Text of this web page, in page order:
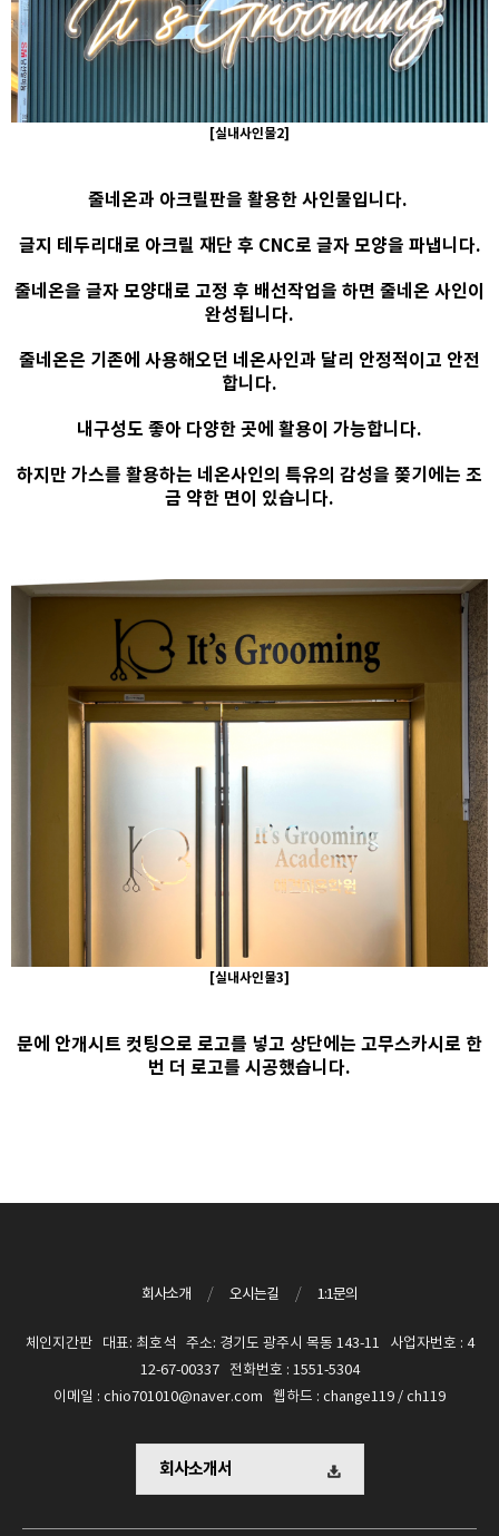
[실내사인물2]
줄네온과 아크릴판을 활용한 사인물입니다.
글지 테두리대로 아크릴 재단 후 CNC로 글자 모양을 파냅니다.
줄네온을 글자 모양대로 고정 후 배선작업을 하면 줄네온 사인이
완성됩니다.
줄네온은 기존에 사용해오던 네온사인과 달리 안정적이고 안전
합니다.
내구성도 좋아 다양한 곳에 활용이 가능합니다.
하지만 가스를 활용하는 네온사인의 특유의 감성을 쫒기에는 조
금 약한 면이 있습니다.
[실내사인물3]
문에 안개시트 컷팅으로 로고를 넣고 상단에는 고무스카시로 한
번 더 로고를 시공했습니다.
회사소개 / 오시는길 / 1:1문의
체인지간판 대표: 최호석 주소: 경기도 광주시 목동 143-11 사업자번호 : 4
12-67-00337 전화번호 : 1551-5304
이메일 : chio701010@naver.com 웹하드 : change119 / ch119
회사소개서